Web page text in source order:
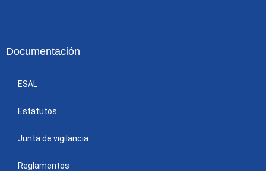
Documentación
ESAL
Estatutos
Junta de vigilancia
Reglamentos